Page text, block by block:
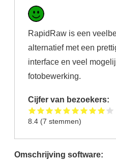
RapidRaw is een
alternatief met een
interface en veel
fotobewerking.
Cijfer van bezoekers:
8.4 (7 stemmen)
Omschrijving software: